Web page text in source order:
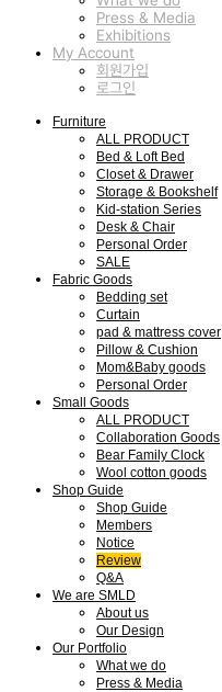
Press & Media
Exhibitions
My Account
회원가입
로그인
Furniture
ALL PRODUCT
Bed & Loft Bed
Closet & Drawer
Storage & Bookshelf
Kid-station Series
Desk & Chair
Personal Order
SALE
Fabric Goods
Bedding set
Curtain
pad & mattress cover
Pillow & Cushion
Mom&Baby goods
Personal Order
Small Goods
ALL PRODUCT
Collaboration Goods
Bear Family Clock
Wool cotton goods
Shop Guide
Shop Guide
Members
Notice
Review
Q&A
We are SMLD
About us
Our Design
Our Portfolio
What we do
Press & Media